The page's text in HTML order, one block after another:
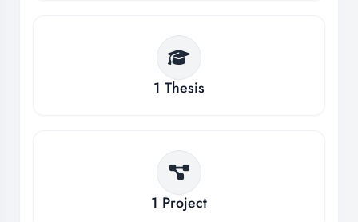
1 Thesis
1 Project